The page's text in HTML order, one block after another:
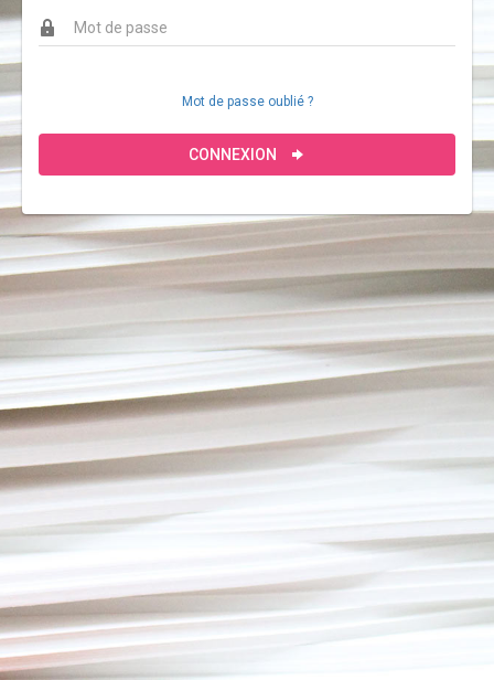
Mot de passe oublié ?
CONNEXION